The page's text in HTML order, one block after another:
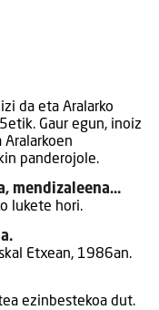
da eta Aralarko
Gaur egun, inoiz
Aralarkoen
panderojole.
mendizaleena…
lukete hori.
Etxean, 1986an.
ezinbestekoa dut.